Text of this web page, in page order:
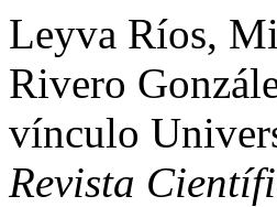
Leyva Ríos,
Rivero
vínculo
Revista